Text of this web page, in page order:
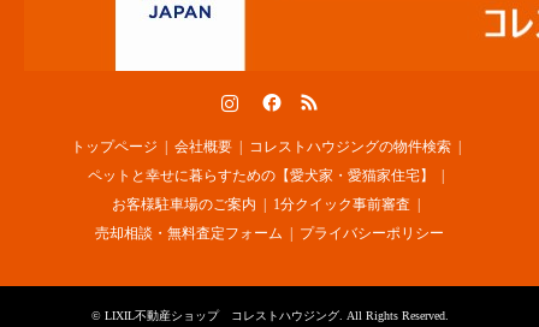
トップページ 会社概要
コレストハウジングの物件検索
ペットと幸せに暮らすための【愛犬家・愛猫家住宅】
お客様駐車場のご案内
1分クイック事前審査
売却相談・無料査定フォーム
プライバシーポリシー
© LIXIL不動産ショップ コレストハウジング. All Rights Reserved.